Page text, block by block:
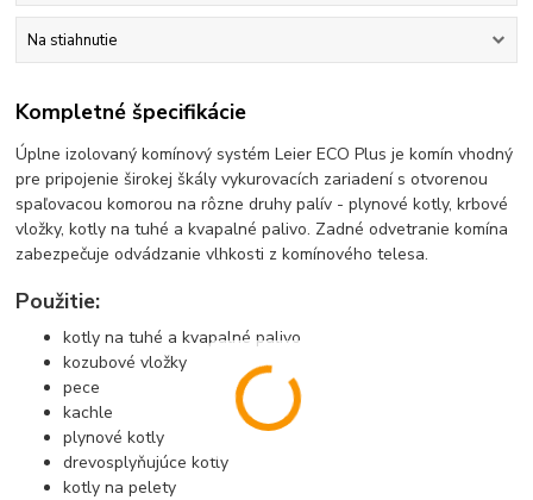
Na stiahnutie
Kompletné špecifikácie
Úplne izolovaný komínový systém Leier ECO Plus je komín vhodný
pre pripojenie širokej škály vykurovacích zariadení s otvorenou
spaľovacou komorou na rôzne druhy palív - plynové kotly, krbové
vložky, kotly na tuhé a kvapalné palivo. Zadné odvetranie komína
zabezpečuje odvádzanie vlhkosti z komínového telesa.
Použitie:
kotly na tuhé a kvapalné palivo
kozubové vložky
pece
kachle
plynové kotly
drevosplyňujúce kotly
kotly na pelety